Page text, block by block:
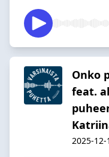
Onko
feat.
2025-12-